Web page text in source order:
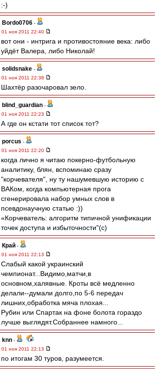
:-)
Bordo0706 -
01 ноя 2011 22:40
вот они - интрига и противостояние века: либо
уйдёт Валера, либо Николай!
solidsnake -
01 ноя 2011 22:38
Шахтёр разочаровал зело.
blind_guardian -
01 ноя 2011 22:23
А где он кстати тот список тот?
porcus -
01 ноя 2011 22:20
когда лично я читаю покерно-футбольную
аналитику, блян, вспоминаю сразу
"корчевателя", ну ту нашумевшую историю с
ВАКом, когда компьютерная прога
сгенерировала набор умных слов в
псевдонаучную статью :))
«Корчеватель: алгоритм типичной унификации
точек доступа и избыточности"(с)
Край -
01 ноя 2011 22:13
Слабый какой украинский
чемпионат...Видимо,матчи,в
основном,халявные. Кроты всё медленно
делали--думали долго,по 5-6 передач
лишних,обработка мяча плохая...
Рубин или Спартак на фоне болота гораздо
лучше выглядят.Собраннее намного...
knn -
01 ноя 2011 22:13
по итогам 30 туров, разумеется.